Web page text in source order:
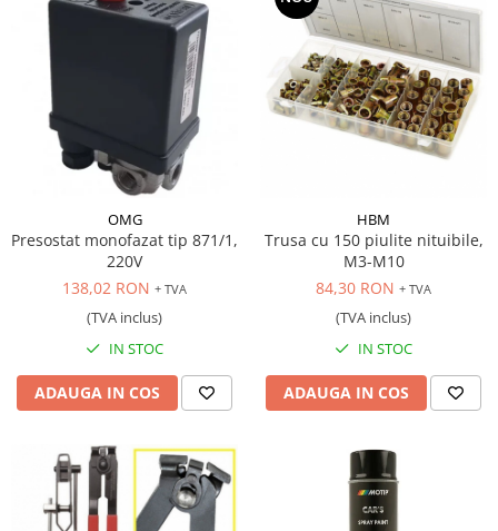
OMG
Presostat monofazat tip 871/1,
220V
138,02 RON + TVA
(TVA inclus)
IN STOC
ADAUGA IN COS
HBM
Trusa cu 150 piulite nituibile,
M3-M10
84,30 RON + TVA
(TVA inclus)
IN STOC
ADAUGA IN COS